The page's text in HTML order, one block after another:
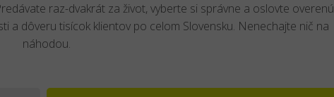
raz-dvakrát za život, vyberte si správne a oslovte overenú
a dôveru tisícok klientov po celom Slovensku. Nenechajte nič na
náhodou.